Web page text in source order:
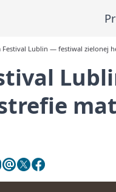
Festival Lublin — festiwal zielonej